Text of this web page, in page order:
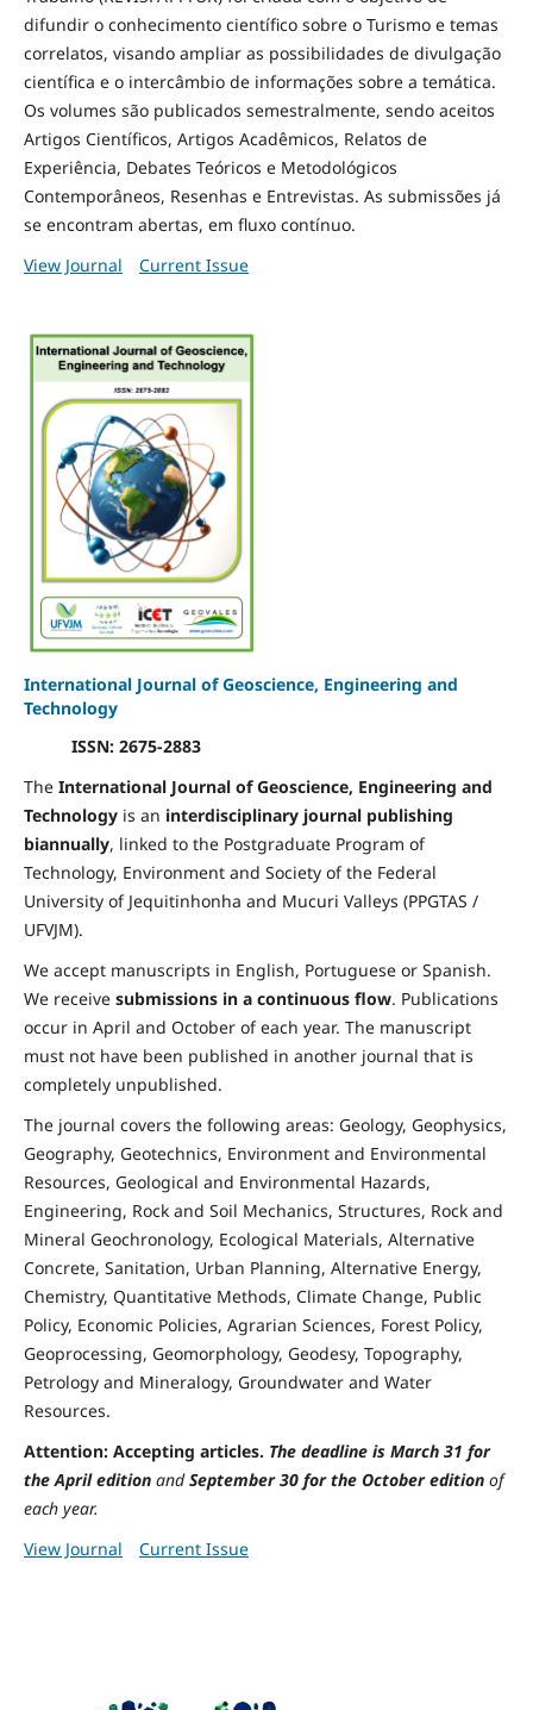
difundir o conhecimento científico sobre o Turismo e temas
correlatos, visando ampliar as possibilidades de divulgação
científica e o intercâmbio de informações sobre a temática.
Os volumes são publicados semestralmente, sendo aceitos
Artigos Científicos, Artigos Acadêmicos, Relatos de
Experiência, Debates Teóricos e Metodológicos
Contemporâneos, Resenhas e Entrevistas. As submissões já
se encontram abertas, em fluxo contínuo.
View Journal
Current Issue
International Journal of Geoscience, Engineering and
Technology
ISSN: 2675-2883
The International Journal of Geoscience, Engineering and
Technologyis an interdisciplinary journal publishing
biannually, linked to the Postgraduate Program of
Technology, Environment and Society of the Federal
University of Jequitinhonha and Mucuri Valleys (PPGTAS /
UFVJM).
We accept manuscripts in English, Portuguese or Spanish.
We receive submissions in a continuous flow. Publications
occur in April and October of each year. The manuscript
must not have been published in another journal that is
completely unpublished.
The journal covers the following areas: Geology, Geophysics,
Geography, Geotechnics, Environment and Environmental
Resources, Geological and Environmental Hazards,
Engineering, Rock and Soil Mechanics, Structures, Rock and
Mineral Geochronology, Ecological Materials, Alternative
Concrete, Sanitation, Urban Planning, Alternative Energy,
Chemistry, Quantitative Methods, Climate Change, Public
Policy, Economic Policies, Agrarian Sciences, Forest Policy,
Geoprocessing, Geomorphology, Geodesy, Topography,
Petrology and Mineralogy, Groundwater and Water
Resources.
Attention: Accepting articles. The deadline is March 31 for
the April edition andSeptember 30 for the October edition of
each year.
View Journal
Current Issue